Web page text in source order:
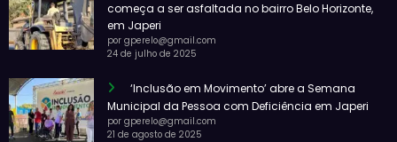
começa a ser asfaltada no bairro Belo Horizonte,
em Japeri
por gperelo@gmail.com
24 de julho de 2025
‘Inclusão em Movimento’ abre a Semana
Municipal da Pessoa com Deficiência em Japeri
por gperelo@gmail.com
21 de agosto de 2025